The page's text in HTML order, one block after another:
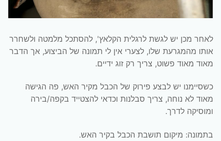
לאחר מכן יש לגשת לרגלית הקלאץ', להסתכל מלמטה ולשחרר
אותו מהמגרעת שלו, לצערי אין לי תמונה של הביצוע, אך הדבר
מאוד מאוד פשוט, צריך רק זוג ידיים.
כשסיימנו יש לבצע פירוק של הכבל מקיר האש, פה הגישה
מאוד לא נוחה, צריך סבלנות וכדאי להצטייד בקפה/בירה
ומוסיקה לדרך.
בתמונה: מיקום תושבת הכבל בקיר האש.